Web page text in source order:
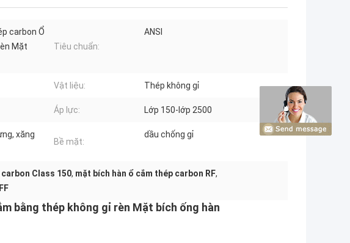
carbon Ổ
Mặt
Tiêu chuẩn:
ANSI
Vật liệu: Thép không gỉ
Áp lực: Lớp 150-lớp 2500
xăng
Bề mặt:
dầu chống gỉ
Class 150, mặt bích hàn ổ cắm thép carbon RF,
bằng thép không gỉ rèn Mặt bích ống hàn